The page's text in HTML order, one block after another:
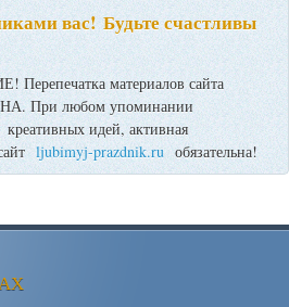
вас! Будьте счастливы
материалов сайта
При любом упоминании
идей, активная
ljubimyj-prazdnik.ru обязательна!